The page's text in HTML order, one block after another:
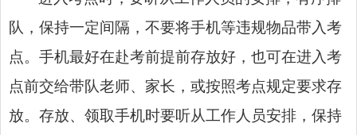
队，保持一定间隔，不要将手机等违规物品带入考
点。手机最好在赴考前提前存放好，也可在进入考
点前交给带队老师、家长，或按照考点规定要求存
放。存放、领取手机时要听从工作人员安排，保持